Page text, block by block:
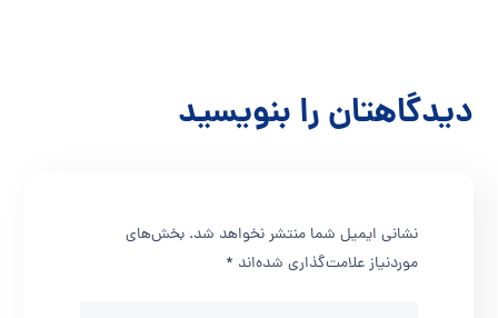
دیدگاهتان را بنویسید
نشانی ایمیل شما منتشر نخواهد شد. بخش‌های
موردنیاز علامت‌گذاری شده‌اند*